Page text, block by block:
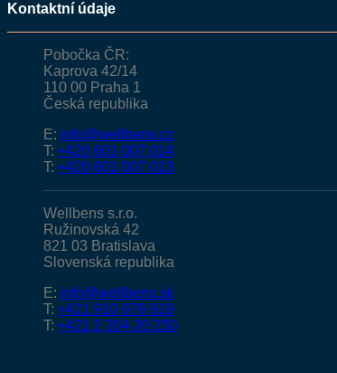
Kontaktní údaje
Pobočka ČR:
Kaprova 42/14
110 00 Praha 1
Česká republika
E: info@wellbens.cz
T: +420 601 007 014
T: +420 601 007 013
Wellbens s.r.o.
Ružinovská 42
821 03 Bratislava
Slovenská republika
E: info@wellbens.sk
T: +421 910 979 919
T: +421 2 204 20 230